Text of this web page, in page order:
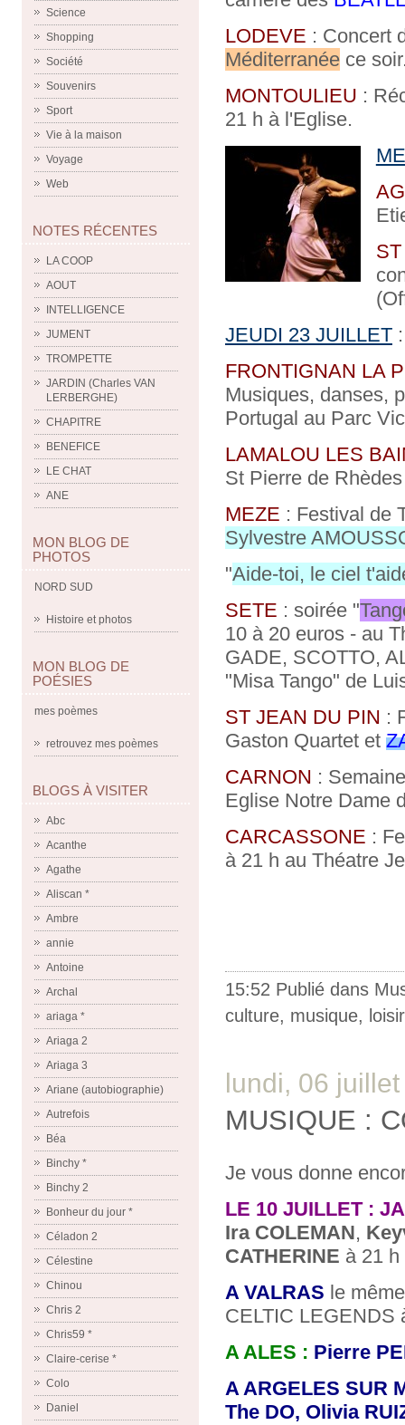
Science
Shopping
Société
Souvenirs
Sport
Vie à la maison
Voyage
Web
NOTES RÉCENTES
LA COOP
AOUT
INTELLIGENCE
JUMENT
TROMPETTE
JARDIN (Charles VAN
LERBERGHE)
CHAPITRE
BENEFICE
LE CHAT
ANE
MON BLOG DE
PHOTOS
NORD SUD
Histoire et photos
MON BLOG DE
POÉSIES
mes poèmes
retrouvez mes poèmes
BLOGS À VISITER
Abc
Acanthe
Agathe
Aliscan *
Ambre
annie
Antoine
Archal
ariaga *
Ariaga 2
Ariaga 3
Ariane (autobiographie)
Autrefois
Béa
Binchy *
Binchy 2
Bonheur du jour *
Céladon 2
Célestine
Chinou
Chris 2
Chris59 *
Claire-cerise *
Colo
Daniel
LODEVE : Concert
Méditerranée ce
MONTOULIEU :
21 h à l'Eglise.
JEUDI 23 JUILLET :
FRONTIGNAN LA
Musiques, danses,
Portugal au Parc
LAMALOU LES
St Pierre de
MEZE : Festival de
Sylvestre
"Aide-toi, le ciel
SETE : soirée "
10 à 20 euros - au
GADE, SCOTTO,
"Misa Tango" de
ST JEAN DU PIN :
Gaston Quartet et
CARNON :
Eglise Notre Dame
CARCASSONE :
à 21 h au Théatre
15:52 Publié dans
culture, musique,
lundi, 06
MUSIQUE :
Je vous donne
LE 10 JUILLET :
Ira COLEMAN,
CATHERINE à 21
A VALRAS le
CELTIC LEGENDS
A ALES : Pierre
A ARGELES SUR
The DO, Olivia